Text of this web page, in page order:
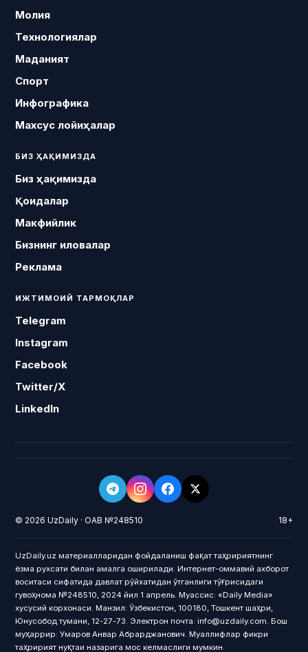
Молия
Технологиялар
Маданият
Спорт
Инфографика
Махсус лойиҳалар
БИЗ ҲАҚИМИЗДА
Биз ҳақимизда
Қоидалар
Макфийлик
Бизнинг иловалар
Реклама
ИЖТИМОИЙ ТАРМОҚЛАР
Telegram
Instagram
Facebook
Twitter/X
LinkedIn
© 2026 UzDaily · ОАВ №248510 18+
UzDaily.uz материалларидан фойдаланиш фақат таҳририятнинг
ёзма рухсати билан амалга оширилади. Интернет-оммавий ахборот
воситаси сифатида давлат рўйхатидан ўтганлиги тўғрисидаги
гувоҳнома №248510, 2024 йил 1 апрель. Муассис: «Daily Media»
хусусий корхонаси. Манзил: Ўзбекистон, 100180, Тошкент шаҳри,
Юнусобод тумани, 12-27-73. Электрон почта: info@uzdaily.com. Бош
муҳаррир: Умаров Анвар Абрарджанович. Муаллифлар фикри
таҳририят нуқтаи назарига мос келмаслиги мумкин.